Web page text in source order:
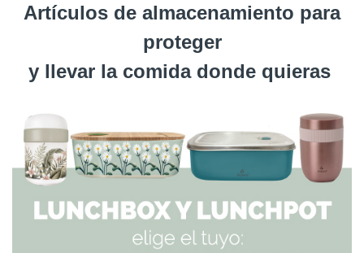
Artículos de almacenamiento para
proteger
y llevar la comida donde quieras